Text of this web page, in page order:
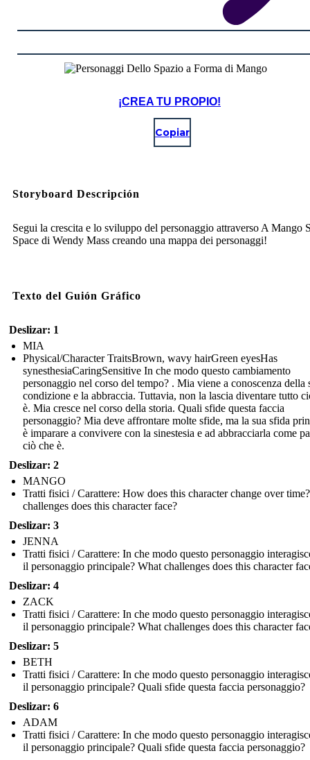
¡CREA TU PROPIO!
Copiar
Storyboard Descripción
Segui la crescita e lo sviluppo del personaggio attraverso A Mango
Space di Wendy Mass creando una mappa dei personaggi!
Texto del Guión Gráfico
Deslizar: 1
MIA
Physical/Character TraitsBrown, wavy hairGreen eyesHas
synesthesiaCaringSensitive In che modo questo cambiamento
personaggio nel corso del tempo? . Mia viene a conoscenza della
condizione e la abbraccia. Tuttavia, non la lascia diventare tutto
è. Mia cresce nel corso della storia. Quali sfide questa faccia
personaggio? Mia deve affrontare molte sfide, ma la sua sfida
è imparare a convivere con la sinestesia e ad abbracciarla come
ciò che è.
Deslizar: 2
MANGO
Tratti fisici / Carattere: How does this character change over
challenges does this character face?
Deslizar: 3
JENNA
Tratti fisici / Carattere: In che modo questo personaggio
il personaggio principale? What challenges does this character
Deslizar: 4
ZACK
Tratti fisici / Carattere: In che modo questo personaggio
il personaggio principale? What challenges does this character
Deslizar: 5
BETH
Tratti fisici / Carattere: In che modo questo personaggio
il personaggio principale? Quali sfide questa faccia personaggio?
Deslizar: 6
ADAM
Tratti fisici / Carattere: In che modo questo personaggio
il personaggio principale? Quali sfide questa faccia personaggio?